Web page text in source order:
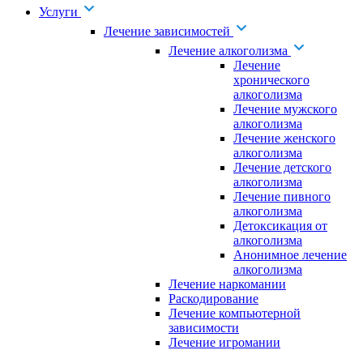
Услуги
Лечение зависимостей
Лечение алкоголизма
Лечение
хронического
алкоголизма
Лечение мужского
алкоголизма
Лечение женского
алкоголизма
Лечение детского
алкоголизма
Лечение пивного
алкоголизма
Детоксикация от
алкоголизма
Анонимное лечение
алкоголизма
Лечение наркомании
Раскодирование
Лечение компьютерной
зависимости
Лечение игромании